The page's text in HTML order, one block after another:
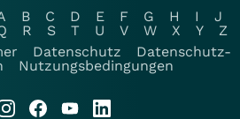
B C D E F G H I
J
R S T U V W X Y
Z
Datenschutz
Datenschutz-
Nutzungsbedingungen